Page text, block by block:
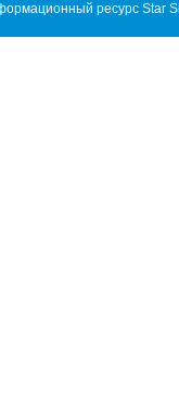
ресурс Star